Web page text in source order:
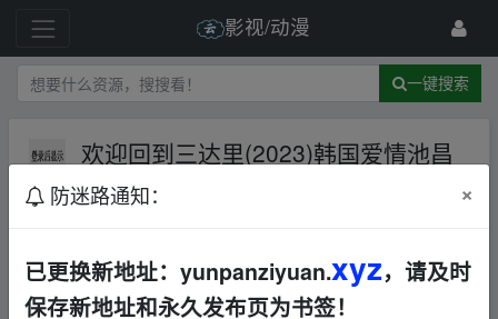
影视/动漫
一键搜索
欢迎回到三达里(2023)韩国爱情池昌
旭申惠善更7
华语 爱情
防迷路通知： ×
已更换新地址：yunpanziyuan.xyz，请及时
保存新地址和永久发布页为书签！